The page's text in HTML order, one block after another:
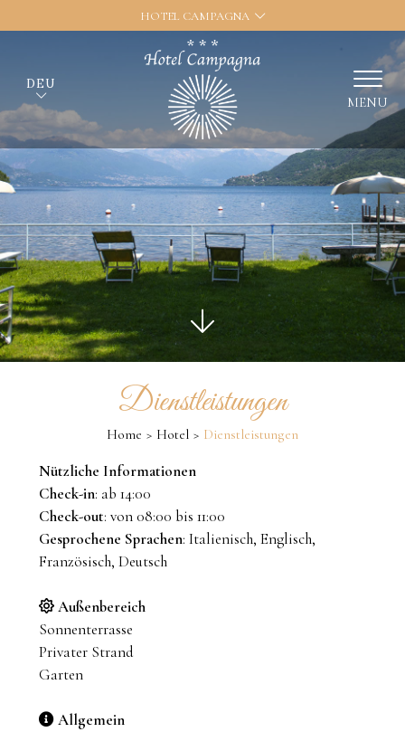
HOTEL CAMPAGNA
DEU
MENU
Dienstleistungen
Home Hotel Dienstleistungen
Nützliche Informationen
Check-in: ab 14:00
Check-out: von 08:00 bis 11:00
Gesprochene Sprachen: Italienisch, Englisch,
Französisch, Deutsch
Außenbereich
Sonnenterrasse
Privater Strand
Garten
Allgemein